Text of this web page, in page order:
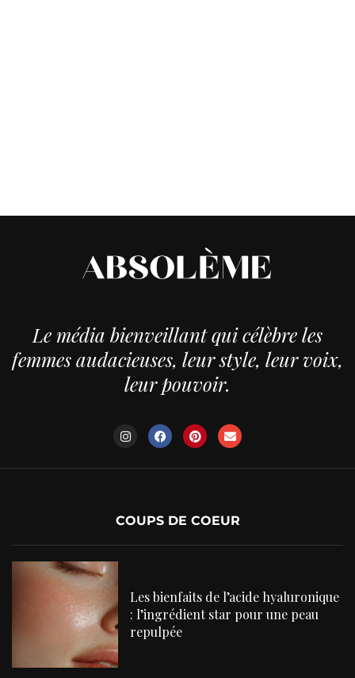
Le média bienveillant qui célèbre les
femmes audacieuses, leur style, leur voix,
leur pouvoir.
COUPS DE COEUR
Les bienfaits de l’acide hyaluronique
: l’ingrédient star pour une peau
repulpée